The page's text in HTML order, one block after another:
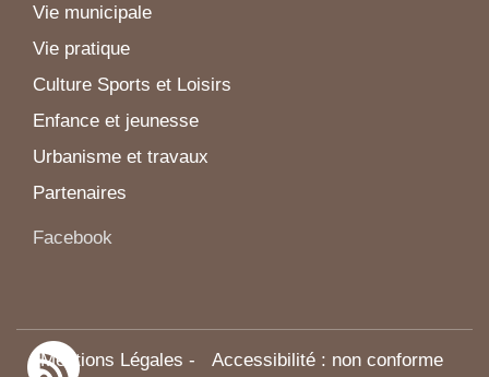
Vie municipale
Vie pratique
Culture Sports et Loisirs
Enfance et jeunesse
Urbanisme et travaux
Partenaires
Facebook
Mentions Légales - Accessibilité : non conforme